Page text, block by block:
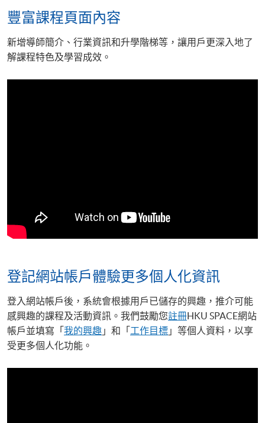
豐富課程頁面內容
新增導師簡介、行業資訊和升學階梯等，讓用戶更深入地了
解課程特色及學習成效。
登記網站帳戶體驗更多個人化資訊
登入網站帳戶後，系統會根據用戶已儲存的興趣，推介可能
感興趣的課程及活動資訊。我們鼓勵您註冊HKU SPACE網站
帳戶並填寫「 我的興趣 」和「 工作目標 」等個人資料，以享
受更多個人化功能。